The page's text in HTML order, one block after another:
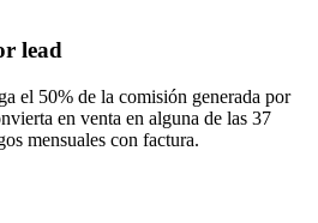
lead
el 50% de la comisión generada por
en venta en alguna de las 37
mensuales con factura.